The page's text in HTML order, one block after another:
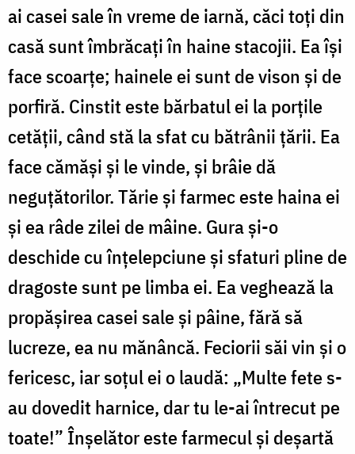
ai casei sale în vreme de iarnă, căci toți din
casă sunt îmbrăcați în haine stacojii. Ea își
face scoarțe; hainele ei sunt de vison și de
porfiră. Cinstit este bărbatul ei la porțile
cetății, când stă la sfat cu bătrânii țării. Ea
face cămăși și le vinde, și brâie dă
neguțătorilor. Tărie și farmec este haina ei
și ea râde zilei de mâine. Gura și-o
deschide cu înțelepciune și sfaturi pline de
dragoste sunt pe limba ei. Ea veghează la
propășirea casei sale și pâine, fără să
lucreze, ea nu mănâncă. Feciorii săi vin și o
fericesc, iar soțul ei o laudă: „Multe fete s-
au dovedit harnice, dar tu le-ai întrecut pe
toate!” Înșelător este farmecul și deșartă